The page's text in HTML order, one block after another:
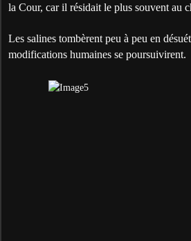
la Cour, car il résidait le plus souvent au
Les salines tombèrent peu à peu en
modifications humaines se poursuivirent.